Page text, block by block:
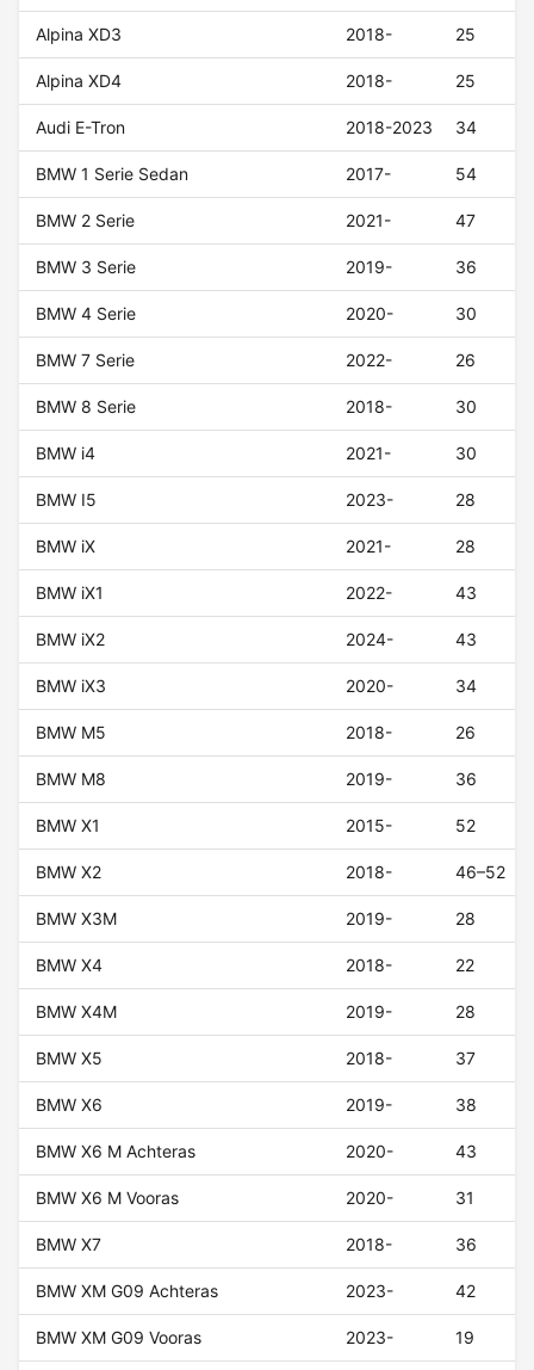
Alpina XD3 2018- 25
Alpina XD4 2018- 25
Audi E-Tron 2018-2023 34
BMW 1 Serie Sedan 2017- 54
BMW 2 Serie 2021- 47
BMW 3 Serie 2019- 36
BMW 4 Serie 2020- 30
BMW 7 Serie 2022- 26
BMW 8 Serie 2018- 30
BMW i4 2021- 30
BMW I5 2023- 28
BMW iX 2021- 28
BMW iX1 2022- 43
BMW iX2 2024- 43
BMW iX3 2020- 34
BMW M5 2018- 26
BMW M8 2019- 36
BMW X1 2015- 52
BMW X2 2018- 46–52
BMW X3M 2019- 28
BMW X4 2018- 22
BMW X4M 2019- 28
BMW X5 2018- 37
BMW X6 2019- 38
BMW X6 M Achteras 2020- 43
BMW X6 M Vooras 2020- 31
BMW X7 2018- 36
BMW XM G09 Achteras 2023- 42
BMW XM G09 Vooras 2023- 19